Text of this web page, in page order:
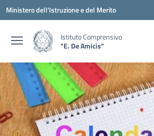
Vai ai contenuti
Vai al menu di navigazione
Vai al footer
Ministero dell'Istruzione e del Merito
Istituto Comprensivo
"E. De Amicis"